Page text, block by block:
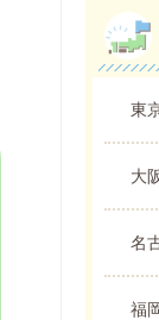
東
大
名
福